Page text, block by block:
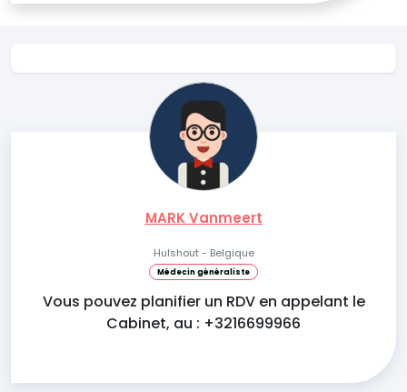
MARK Vanmeert
Hulshout - Belgique
Médecin généraliste
Vous pouvez planifier un RDV en appelant le
Cabinet, au : +3216699966